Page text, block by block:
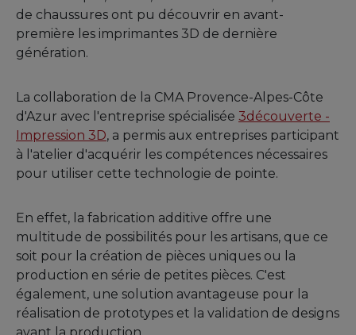
de chaussures ont pu découvrir en avant-
première les imprimantes 3D de dernière
génération.
La collaboration de la CMA Provence-Alpes-Côte
d'Azur avec l'entreprise spécialisée 3découverte -
Impression 3D, a permis aux entreprises participant
à l'atelier d'acquérir les compétences nécessaires
pour utiliser cette technologie de pointe.
En effet, la fabrication additive offre une
multitude de possibilités pour les artisans, que ce
soit pour la création de pièces uniques ou la
production en série de petites pièces. C'est
également, une solution avantageuse pour la
réalisation de prototypes et la validation de designs